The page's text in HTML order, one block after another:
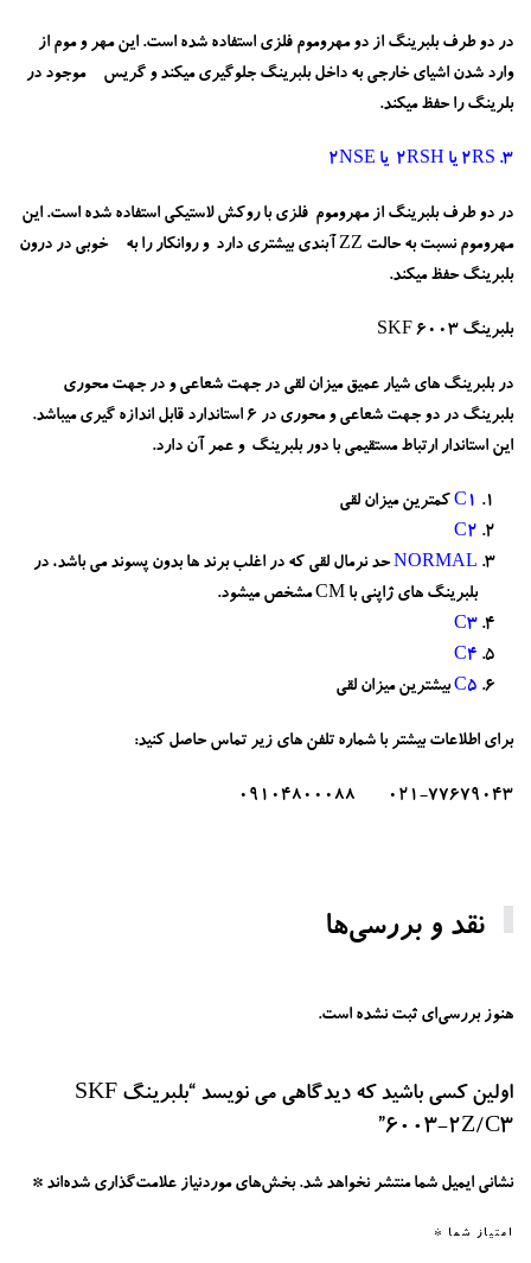
در دو طرف بلبرینگ از دو مهروموم فلزی استفاده شده است. این مهر و موم از
وارد شدن اشیای خارجی به داخل بلبرینگ جلوگیری میکند و گریس موجود در
بلرینگ را حفظ میکند.
3. 2RS یا 2RSH یا 2NSE
در دو طرف بلبرینگ از مهروموم فلزی با روکش لاستیکی استفاده شده است. این
مهروموم نسبت به حالت ZZ آبندی بیشتری دارد و روانکار را به خوبی در درون
بلبرینگ حفظ میکند.
بلبرینگ 6003 SKF
در بلبرینگ های شیار عمیق میزان لقی در جهت شعاعی و در جهت محوری
بلبرینگ در دو جهت شعاعی و محوری در 6 استاندارد قابل اندازه گیری میباشد.
این استاندار ارتباط مستقیمی با دور بلبرینگ و عمر آن دارد.
C1 کمترین میزان لقی
C2
NORMALحد نرمال لقی که در اغلب برند ها بدون پسوند می باشد، در
بلبرینگ های ژاپنی با CM مشخص میشود.
C3
C4
C5بیشترین میزان لقی
برای اطلاعات بیشتر با شماره تلفن های زیر تماس حاصل کنید:
021-77679043 09104800088
نقد و بررسی‌ها
هنوز بررسی‌ای ثبت نشده است.
اولین کسی باشید که دیدگاهی می نویسد “بلبرینگ SKF
6003-2Z/C3”
نشانی ایمیل شما منتشر نخواهد شد. بخش‌های موردنیاز علامت‌گذاری شده‌اند *
امتیاز شما *